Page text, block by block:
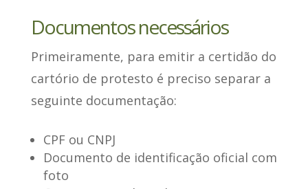
Documentos necessários
Primeiramente, para emitir a certidão do
cartório de protesto é preciso separar a
seguinte documentação:
CPF ou CNPJ
Documento de identificação oficial com
foto